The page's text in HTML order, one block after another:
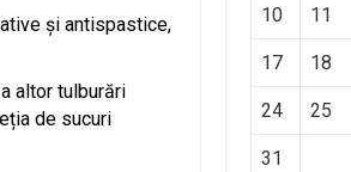
și antispastice,
altor tulburări
de sucuri
10 11
17 18
24 25
31